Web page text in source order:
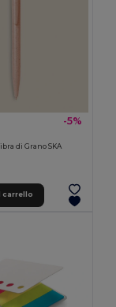
-5%
di Grano SKA
carrello